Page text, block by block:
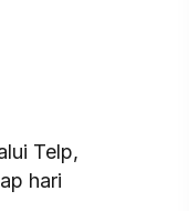
Telp,
hari